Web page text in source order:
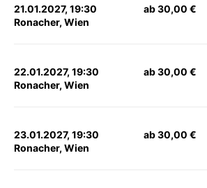
21.01.2027, 19:30
Ronacher, Wien
ab 30,00 €
22.01.2027, 19:30
Ronacher, Wien
ab 30,00 €
23.01.2027, 19:30
Ronacher, Wien
ab 30,00 €